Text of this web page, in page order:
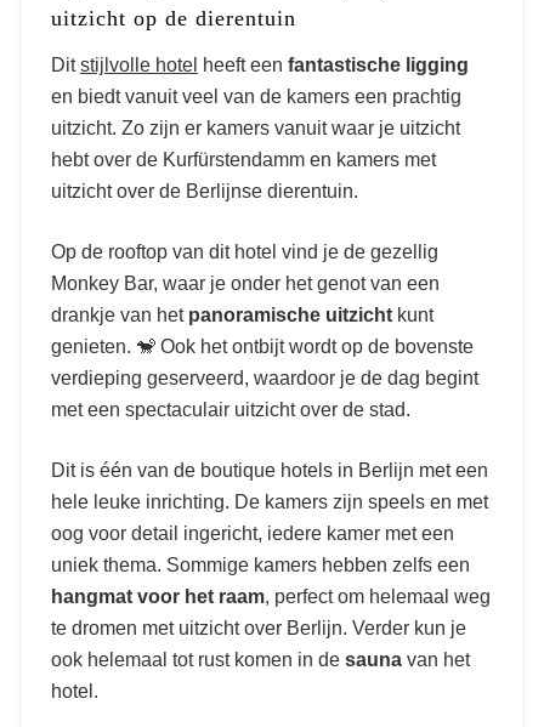
uitzicht op de dierentuin
Ditstijlvolle hotel heeft een fantastische ligging
en biedt vanuit veel van de kamers een prachtig
uitzicht. Zo zijn er kamers vanuit waar je uitzicht
hebt over de Kurfürstendamm en kamers met
uitzicht over de Berlijnse dierentuin.
Op de rooftop van dit hotel vind je de gezellig
Monkey Bar, waar je onder het genot van een
drankje van het panoramische uitzicht kunt
genieten. 🐒 Ook het ontbijt wordt op de bovenste
verdieping geserveerd, waardoor je de dag begint
met een spectaculair uitzicht over de stad.
Dit is één van de boutique hotels in Berlijn met een
hele leuke inrichting. De kamers zijn speels en met
oog voor detail ingericht, iedere kamer met een
uniek thema. Sommige kamers hebben zelfs een
hangmat voor het raam, perfect om helemaal weg
te dromen met uitzicht over Berlijn. Verder kun je
ook helemaal tot rust komen in de sauna van het
hotel.